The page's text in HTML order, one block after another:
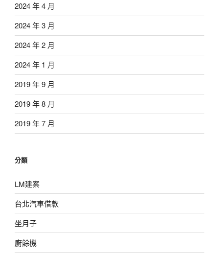
2024 年 4 月
2024 年 3 月
2024 年 2 月
2024 年 1 月
2019 年 9 月
2019 年 8 月
2019 年 7 月
分類
LM建案
台北汽車借款
坐月子
廚餘機